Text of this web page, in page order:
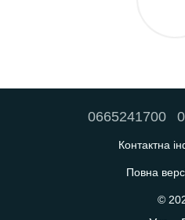
0665241700
Контактна
Повна
©